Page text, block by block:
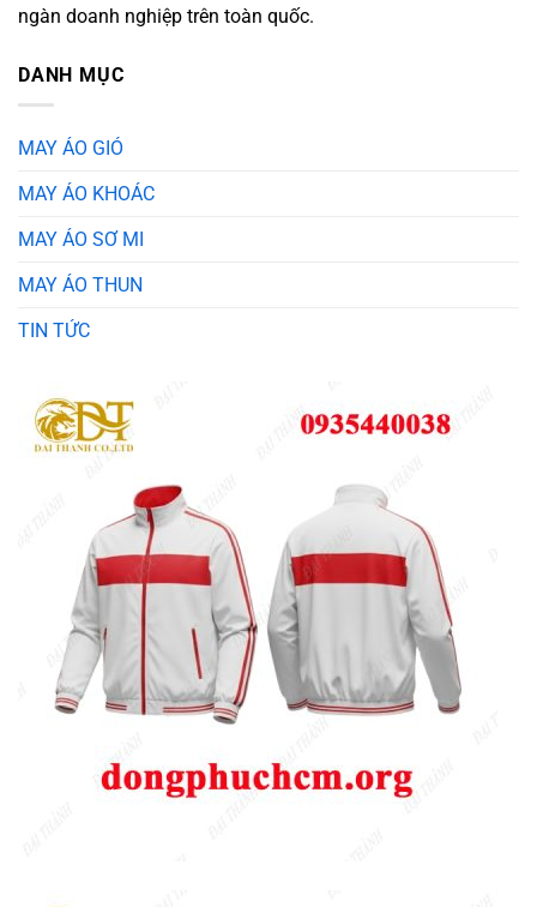
ngàn doanh nghiệp trên toàn quốc.
DANH MỤC
MAY ÁO GIÓ
MAY ÁO KHOÁC
MAY ÁO SƠ MI
MAY ÁO THUN
TIN TỨC